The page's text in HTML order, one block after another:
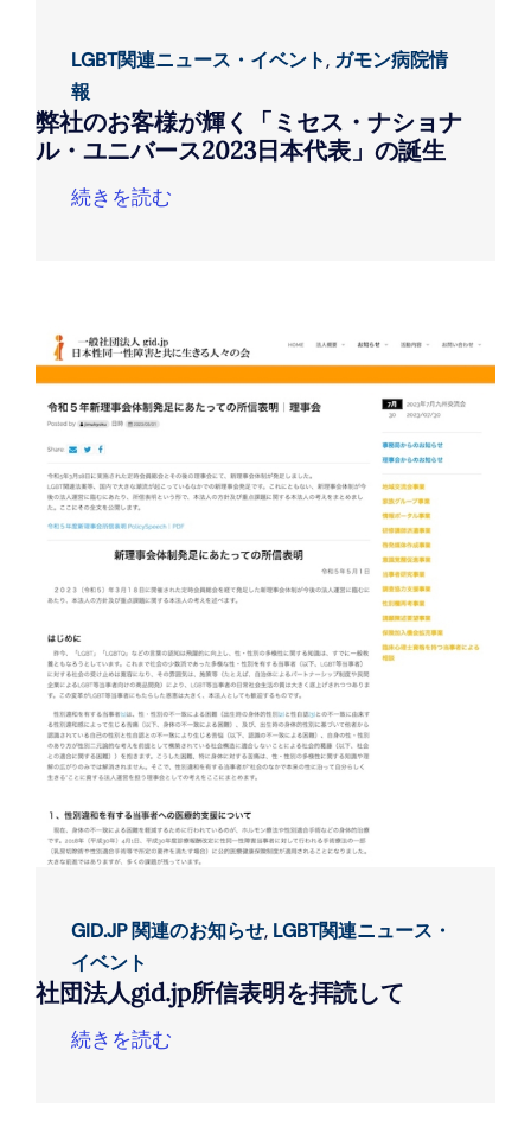
LGBT関連ニュース・イベント, ガモン病院情
報
弊社のお客様が輝く「ミセス・ナショナ
ル・ユニバース2023日本代表」の誕生
続きを読む
GID.JP 関連のお知らせ, LGBT関連ニュース・
イベント
社団法人gid.jp所信表明を拝読して
続きを読む